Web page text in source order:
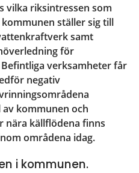
vilka riksintressen som
ställer sig till
samt
för
verksamheter får
negativ
kommunen och
nära källflödena finns
områdena idag.
i kommunen.